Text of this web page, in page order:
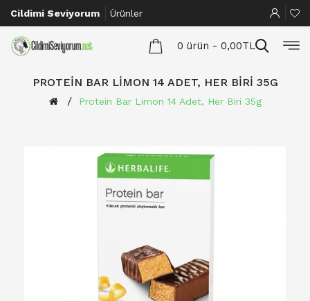
Cildimi Seviyorum Ürünler
0 ürün - 0,00TL
PROTEIN BAR LIMON 14 ADET, HER BIRI 35G
Protein Bar Limon 14 Adet, Her Biri 35g